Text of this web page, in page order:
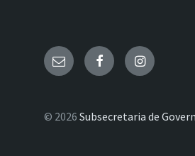
E- FacebookInstagram
© 2026 Subsecretaria de